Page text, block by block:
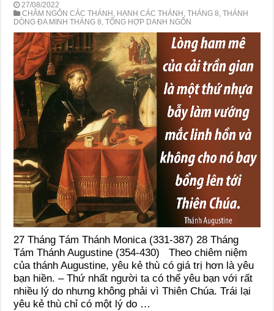
27/08/2022
CHÂM NGÔN CÁC THÁNH, HẠNH CÁC THÁNH,THÁNG 8,THÁNH
DÒNG ĐA MINH THÁNG 8,TỔNG HỢP DANH NGÔN
27 Tháng Tám Thánh Monica (331-387) 28 Tháng
Tám Thánh Augustine (354-430) Theo chiêm niệm
của thánh Augustine, yêu kẻ thù có giá trị hơn là yêu
bạn hiền. – Thứ nhất người ta có thể yêu bạn với rất
nhiều lý do nhưng không phải vì Thiên Chúa. Trái lại
yêu kẻ thù chỉ có một lý do …